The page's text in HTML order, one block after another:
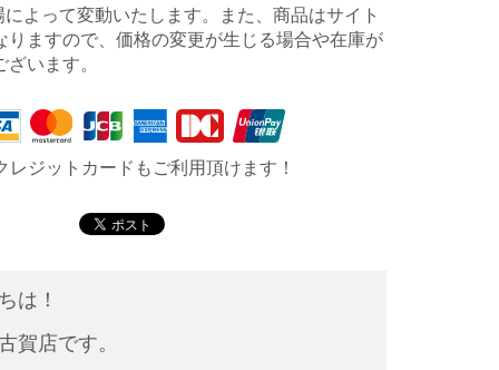
よって変動いたします。また、商品はサイト
りますので、価格の変更が生じる場合や在庫が
います。
レジットカードもご利用頂けます！
は！
賀店です。